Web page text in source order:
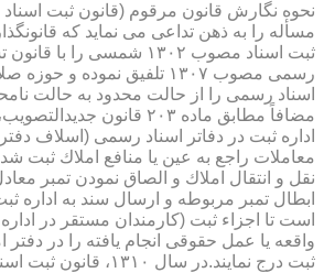
مسأله را به ذهن تداعی می نماید كه
ثبت اسناد مصوب ۱۳۰۲ شمسی را
رسمی مصوب ۱۳۰۷ تلفیق نموده و
اسناد رسمی را از حالت محدود به حالت
مضافاً مطابق ماده ۲۰۳ قانون
اداره ثبت در دفاتر اسناد رسمی (اسلاف
معاملات راجع به عین یا منافع املاك ثبت
نقل و انتقال املاك و الصاق نمودن تمبر
ابطال تمبر مربوطه و ارسال سند به اداره
است تا اجزاء ثبت (كارمندان مستقر در
واقعه یا عمل حقوقی انجام یافته را در دفتر
ثبت درج نمایند.در سال